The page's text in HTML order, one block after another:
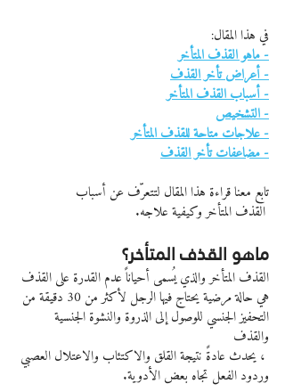
في هذا المقال:
- ماهو القذف المتأخر
- أعراض تأخر القذف
- أسباب القذف المتأخر
- التشخيص
- علاجات متاحة للقذف المتأخر
- مضاعفات تأخر القذف
تابع معنا قراءة هذا المقال لتتعرّف عن أسباب
ماهو القذف المتأخر؟
القذف المتأخر والذي يُسمى أحياناً عدم القدرة على القذف
هي حالة مرضية يحتاج فيها الرجل لأكثر من 30 دقيقة من
التحفيز الجنسي للوصول إلى الذروة والنشوة الجنسية
والقذف
، يحدث عادةً نتيجة القلق والاكتئاب والاعتلال العصبي
وردود الفعل تجاه بعض الأدوية.